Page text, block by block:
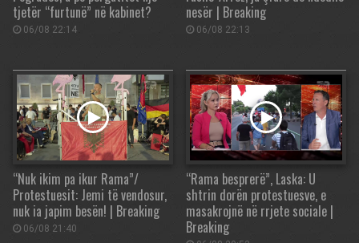
tjetër “furtunë” në kabinet?
06/08 22:14
nesër | Breaking
06/08 22:13
“Nuk ikim pa ikur Rama”/
Protestuesit: Jemi të vendosur,
nuk ia japim besën! | Breaking
06/08 21:40
“Rama besprerë”, Laska: U
shtrin dorën protestuesve, e
masakrojnë në rrjete sociale |
Breaking